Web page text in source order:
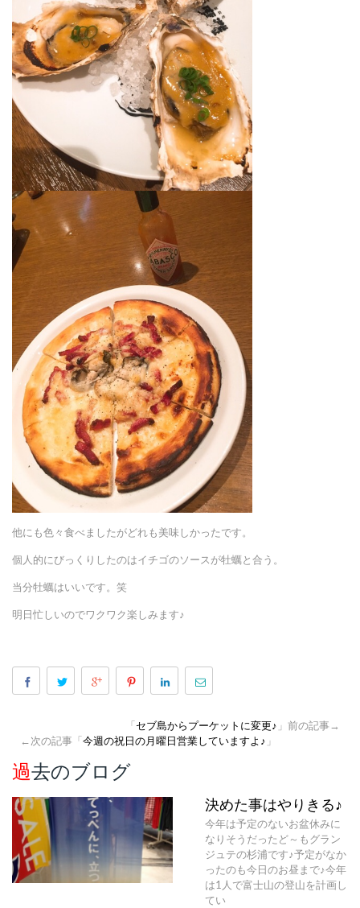
他にも色々食べましたがどれも美味しかったです。
個人的にびっくりしたのはイチゴのソースが牡蠣と合う。
当分牡蠣はいいです。笑
明日忙しいのでワクワク楽しみます♪
「セブ島からプーケットに変更♪ 」前の記事→
←次の記事「今週の祝日の月曜日営業していますよ♪ 」
過去のブログ
決めた事はやりきる♪
今年は予定のないお盆休みに
なりそうだったど～もグラン
ジュテの杉浦です♪予定がなか
ったのも今日のお昼まで♪今年
は1人で富士山の登山を計画し
てい